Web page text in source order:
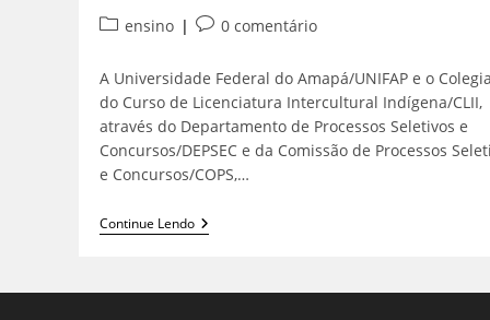
ensino 0 comentário
A Universidade Federal do Amapá/UNIFAP e o
do Curso de Licenciatura Intercultural Indígena/CLII,
através do Departamento de Processos Seletivos e
Concursos/DEPSEC e da Comissão de Processos
e Concursos/COPS,…
Continue Lendo